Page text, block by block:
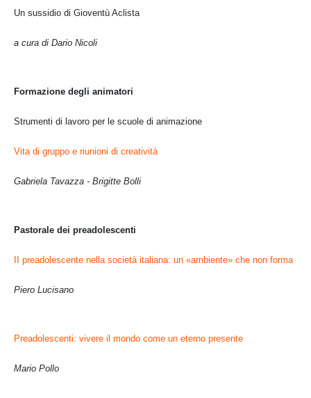
Un sussidio di Gioventù Aclista
a cura di Dario Nicoli
Formazione degli animatori
Strumenti di lavoro per le scuole di animazione
Vita di gruppo e riunioni di creatività
Gabriela Tavazza - Brigitte Bolli
Pastorale dei preadolescenti
II preadolescente nella società italiana: un «ambiente» che non forma
Piero Lucisano
Preadolescenti: vivere il mondo come un eterno presente
Mario Pollo